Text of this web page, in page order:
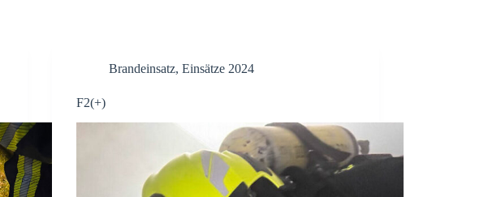
Brandeinsatz,Einsätze 2024
F2(+)